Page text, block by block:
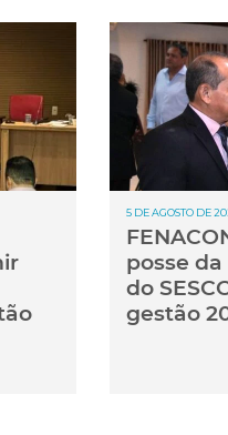
5 DE AGOSTO DE
posse
do
gestão